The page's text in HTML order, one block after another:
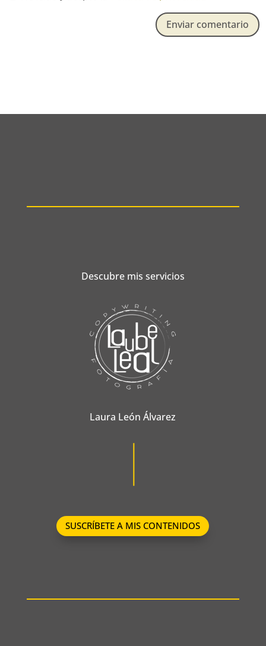
Enviar comentario
Descubre mis servicios
Laura León Álvarez
SUSCRÍBETE A MIS CONTENIDOS